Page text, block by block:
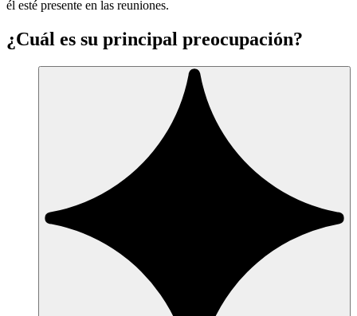
él esté presente en las reuniones.
¿Cuál es su principal preocupación?